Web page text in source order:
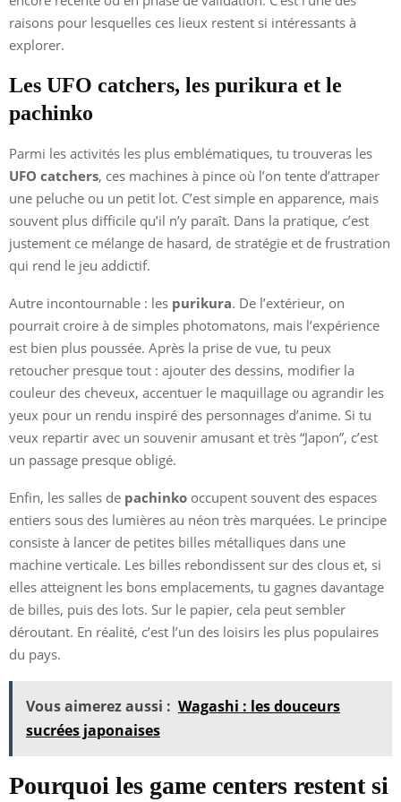
raisons pour lesquelles ces lieux restent si intéressants à
explorer.
Les UFO catchers, les purikura et le
pachinko
Parmi les activités les plus emblématiques, tu trouveras les
UFO catchers, ces machines à pince où l’on tente d’attraper
une peluche ou un petit lot. C’est simple en apparence, mais
souvent plus difficile qu’il n’y paraît. Dans la pratique, c’est
justement ce mélange de hasard, de stratégie et de frustration
qui rend le jeu addictif.
Autre incontournable : les purikura. De l’extérieur, on
pourrait croire à de simples photomatons, mais l’expérience
est bien plus poussée. Après la prise de vue, tu peux
retoucher presque tout : ajouter des dessins, modifier la
couleur des cheveux, accentuer le maquillage ou agrandir les
yeux pour un rendu inspiré des personnages d’anime. Si tu
veux repartir avec un souvenir amusant et très “Japon”, c’est
un passage presque obligé.
Enfin, les salles de pachinko occupent souvent des espaces
entiers sous des lumières au néon très marquées. Le principe
consiste à lancer de petites billes métalliques dans une
machine verticale. Les billes rebondissent sur des clous et, si
elles atteignent les bons emplacements, tu gagnes davantage
de billes, puis des lots. Sur le papier, cela peut sembler
déroutant. En réalité, c’est l’un des loisirs les plus populaires
du pays.
Vous aimerez aussi : Wagashi : les douceurs
sucrées japonaises
Pourquoi les game centers restent si